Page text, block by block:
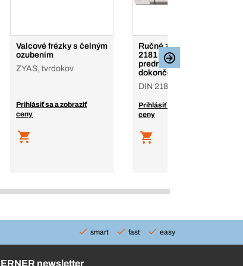
Valcové frézky s čelným
ozubením
ZYAS, tvrdokov
Prihlásiť sa a zobraziť
ceny
Ručné závitníky DIN
2181 v pároch -
predrezávací a
dokončovací
DIN 2181 HSS
Prihlásiť sa a zobraziť
ceny
smart fast easy
newsletter